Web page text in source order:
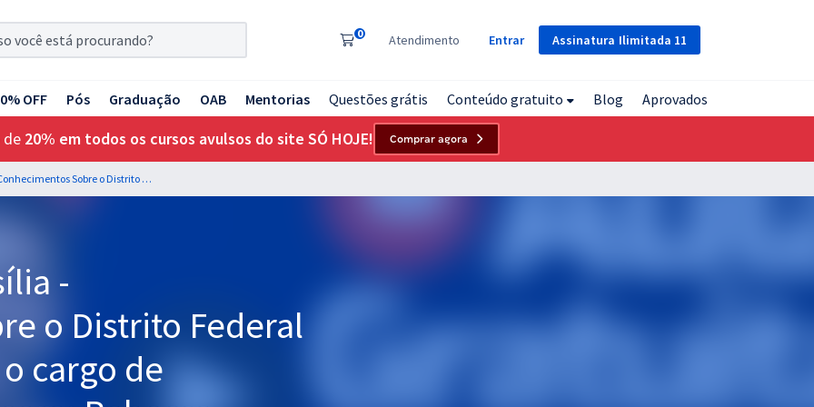
Assinatura Ilimitada 11
0 Atendimento Entrar
OFF Pós Graduação OAB Mentorias Questões grátis Conteúdo gratuito Blog Aprovados
de 20% em todos os cursos avulsos do site SÓ HOJE! Comprar agora
BRB - Banco de Brasília - Conhecimentos Sobre o Distrito Federal e Sobre a RIDE para o cargo de Escriturário - Professora: Rebecca Guimarães
-
o Distrito Federal
cargo de